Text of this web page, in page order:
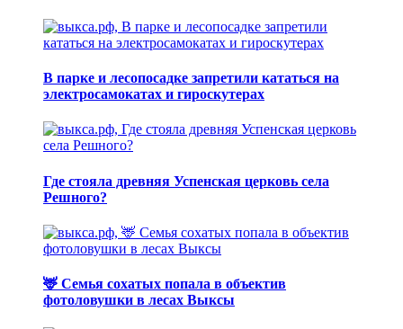
В парке и лесопосадке запретили кататься на
электросамокатах и гироскутерах
Где стояла древняя Успенская церковь села
Решного?
🦌 Семья сохатых попала в объектив
фотоловушки в лесах Выксы